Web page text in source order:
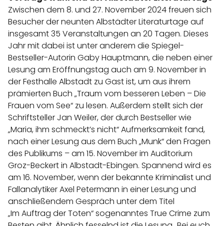
Zwischen dem 8. und 27. November 2024 freuen sich
Besucher der neunten Albstädter Literaturtage auf
insgesamt 35 Veranstaltungen an 20 Tagen. Dieses
Jahr mit dabei ist unter anderem die Spiegel-
Bestseller-Autorin Gaby Hauptmann, die neben einer
Lesung am Eröffnungstag auch am 9. November in
der Festhalle Albstadt zu Gast ist, um aus ihrem
prämierten Buch „Traum vom besseren Leben – Die
Frauen vom See“ zu lesen. Außerdem stellt sich der
Schriftsteller Jan Weiler, der durch Bestseller wie
„Maria, ihm schmeckt’s nicht“ Aufmerksamkeit fand,
nach einer Lesung aus dem Buch „Munk“ den Fragen
des Publikums – am 15. November im Auditorium
Groz-Beckert in Albstadt-Ebingen. Spannend wird es
am 16. November, wenn der bekannte Kriminalist und
Fallanalytiker Axel Petermann in einer Lesung und
anschließendem Gespräch unter dem Titel
„Im Auftrag der Toten“ sogenanntes True Crime zum